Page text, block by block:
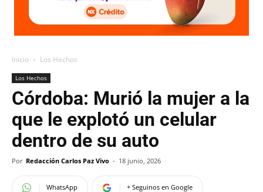
Inicio Los Hechos
Los Hechos
Córdoba: Murió la mujer a la
que le explotó un celular
dentro de su auto
Por Redacción Carlos Paz Vivo - 18 junio, 2026
WhatsApp + Seguinos en Google